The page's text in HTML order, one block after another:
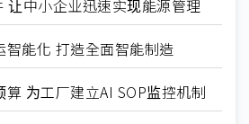
让中小企业迅速实现能源管理
智能化 打造全面智能制造
为工厂建立AI SOP监控机制